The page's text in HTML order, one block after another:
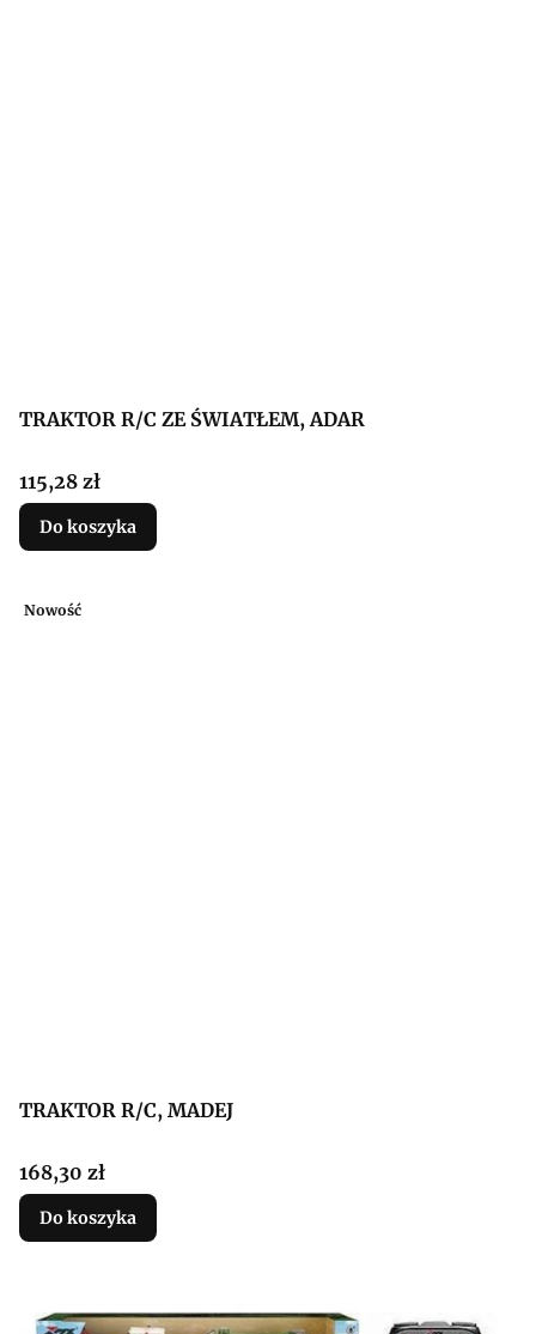
TRAKTOR R/C ZE ŚWIATŁEM, ADAR
Cena
115,28 zł
Do koszyka
Nowość
TRAKTOR R/C, MADEJ
Cena
168,30 zł
Do koszyka